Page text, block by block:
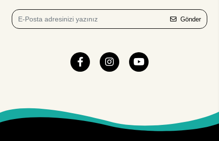
Gönder